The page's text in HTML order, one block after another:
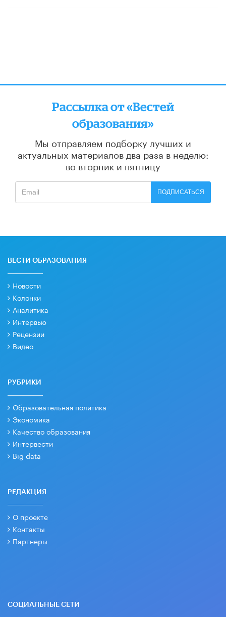
Рассылка от «Вестей
образования»
Мы отправляем подборку лучших и
актуальных материалов два раза в неделю:
во вторник и пятницу
ПОДПИСАТЬСЯ
ВЕСТИ ОБРАЗОВАНИЯ
Новости
Колонки
Аналитика
Интервью
Рецензии
Видео
РУБРИКИ
Образовательная политика
Экономика
Качество образования
Интервести
Big data
РЕДАКЦИЯ
О проекте
Контакты
Партнеры
СОЦИАЛЬНЫЕ СЕТИ